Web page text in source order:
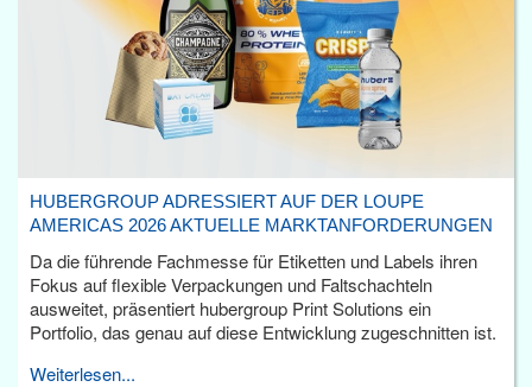
HUBERGROUP ADRESSIERT AUF DER LOUPE
AMERICAS 2026 AKTUELLE MARKTANFORDERUNGEN
Da die führende Fachmesse für Etiketten und Labels ihren
Fokus auf flexible Verpackungen und Faltschachteln
ausweitet, präsentiert hubergroup Print Solutions ein
Portfolio, das genau auf diese Entwicklung zugeschnitten ist.
Weiterlesen...